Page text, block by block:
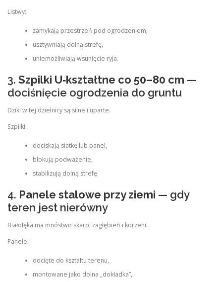
Listwy:
zamykają przestrzeń pod ogrodzeniem,
usztywniają dolną strefę,
uniemożliwiają wsunięcie ryja.
3. Szpilki U‑kształtne co 50–80 cm —
dociśnięcie ogrodzenia do gruntu
Dziki w tej dzielnicy są silne i uparte.
Szpilki:
dociskają siatkę lub panel,
blokują podważenie,
stabilizują dolną strefę.
4. Panele stalowe przy ziemi — gdy
teren jest nierówny
Białołęka ma mnóstwo skarp, zagłębień i korzeni.
Panele:
docięte do kształtu terenu,
montowane jako dolna „dokładka”,